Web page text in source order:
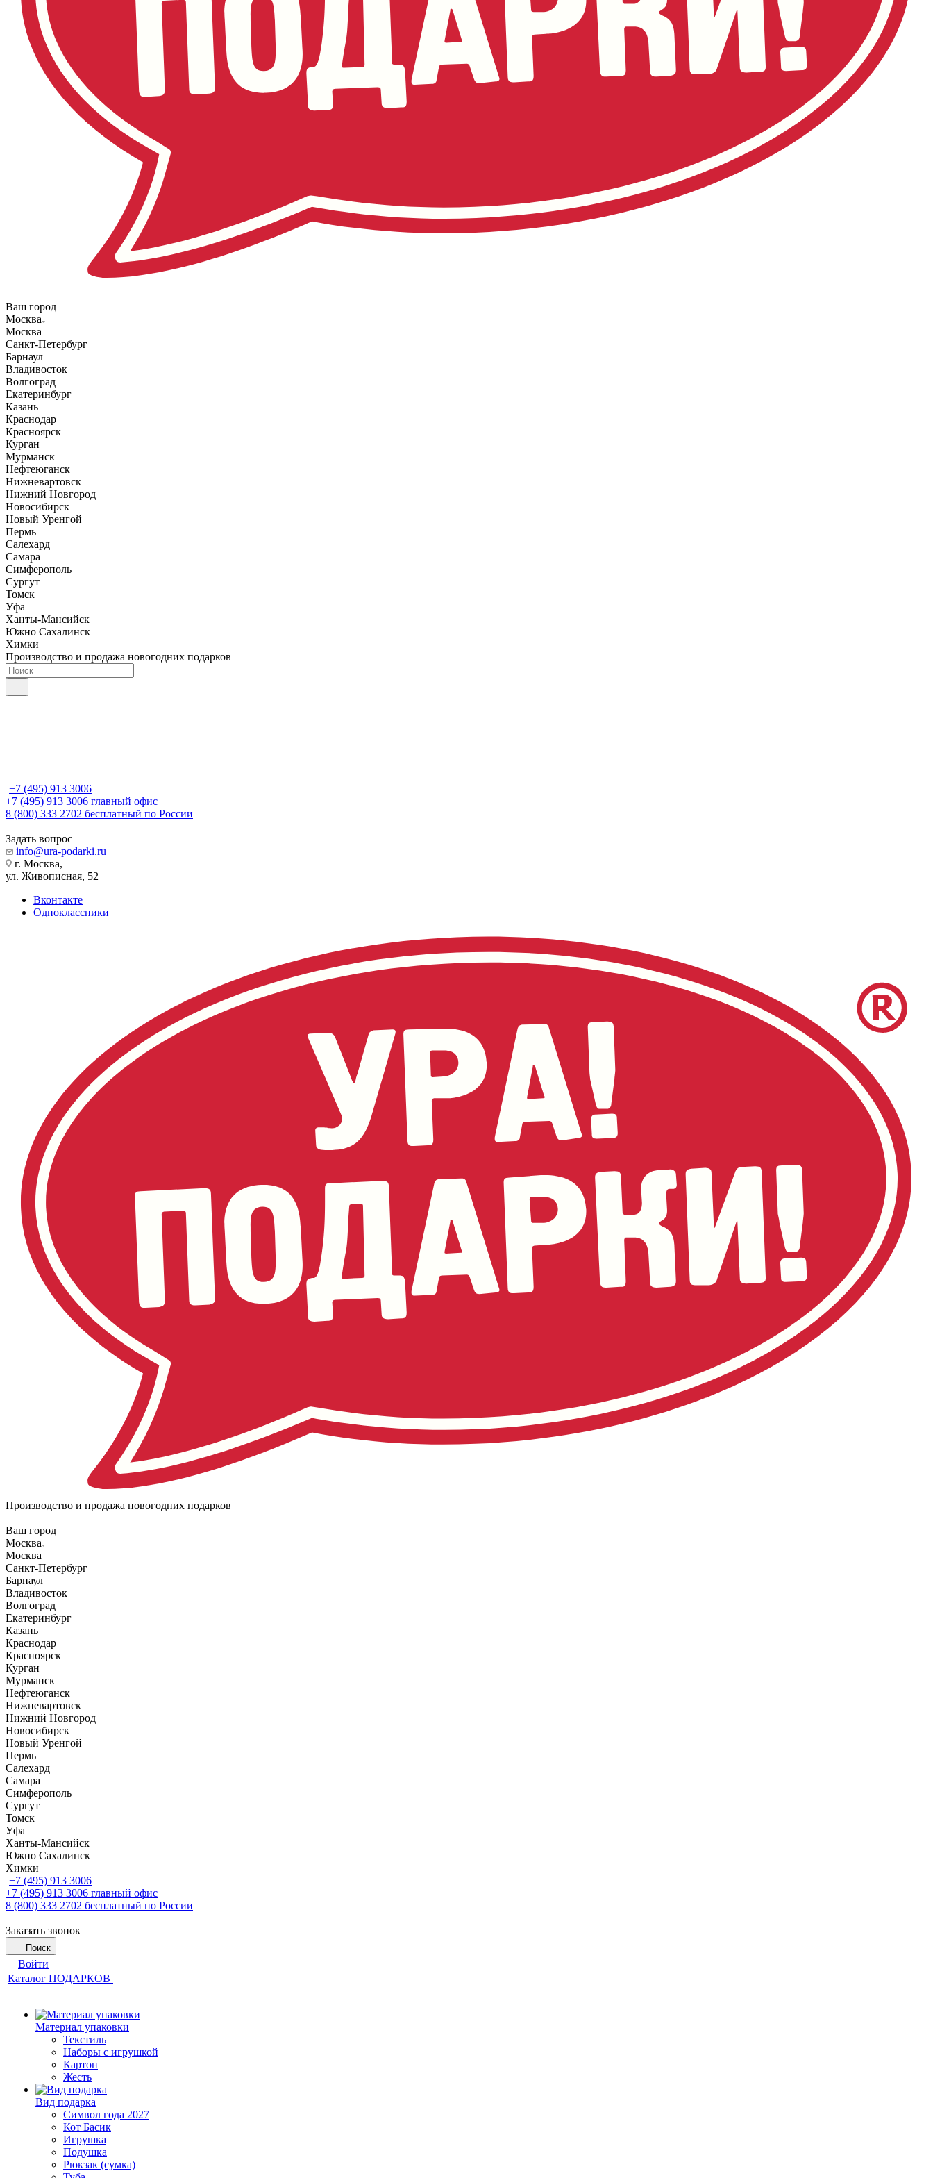
Ваш город
Москва
Москва
Санкт-Петербург
Барнаул
Владивосток
Волгоград
Екатеринбург
Казань
Краснодар
Красноярск
Курган
Мурманск
Нефтеюганск
Нижневартовск
Нижний Новгород
Новосибирск
Новый Уренгой
Пермь
Салехард
Самара
Симферополь
Сургут
Томск
Уфа
Ханты-Мансийск
Южно Сахалинск
Химки
Производство и продажа новогодних подарков
+7 (495) 913 3006
+7 (495) 913 3006 главный офис
8 (800) 333 2702 бесплатный по России
Задать вопрос
info@ura-podarki.ru
г. Москва,
ул. Живописная, 52
Вконтакте
Одноклассники
Производство и продажа новогодних подарков
Ваш город
Москва
Москва
Санкт-Петербург
Барнаул
Владивосток
Волгоград
Екатеринбург
Казань
Краснодар
Красноярск
Курган
Мурманск
Нефтеюганск
Нижневартовск
Нижний Новгород
Новосибирск
Новый Уренгой
Пермь
Салехард
Самара
Симферополь
Сургут
Томск
Уфа
Ханты-Мансийск
Южно Сахалинск
Химки
+7 (495) 913 3006
+7 (495) 913 3006 главный офис
8 (800) 333 2702 бесплатный по России
Заказать звонок
Поиск
Войти
Каталог ПОДАРКОВ
Материал упаковки
Текстиль
Наборы с игрушкой
Картон
Жесть
Вид подарка
Символ года 2027
Кот Басик
Игрушка
Подушка
Рюкзак (сумка)